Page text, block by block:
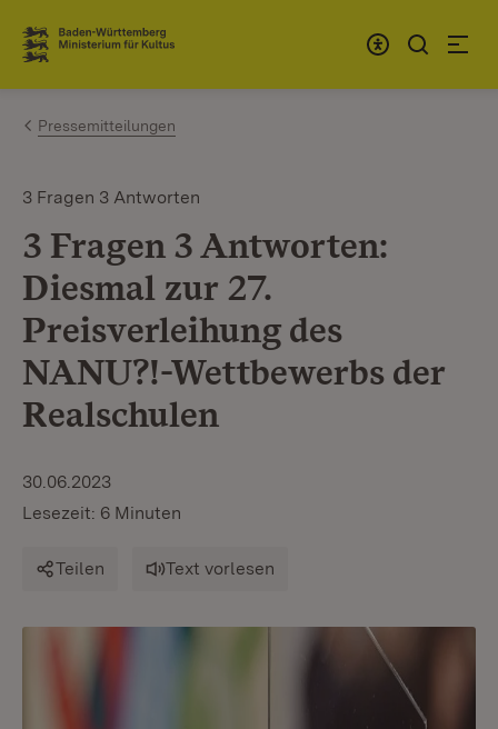
Zum Inhalt springen
Link zur Startseite
Pressemitteilungen
3 Fragen 3 Antworten
3 Fragen 3 Antworten:
Diesmal zur 27.
Preisverleihung des
NANU?!-Wettbewerbs der
Realschulen
30.06.2023
Lesezeit: 6 Minuten
Teilen Text vorlesen